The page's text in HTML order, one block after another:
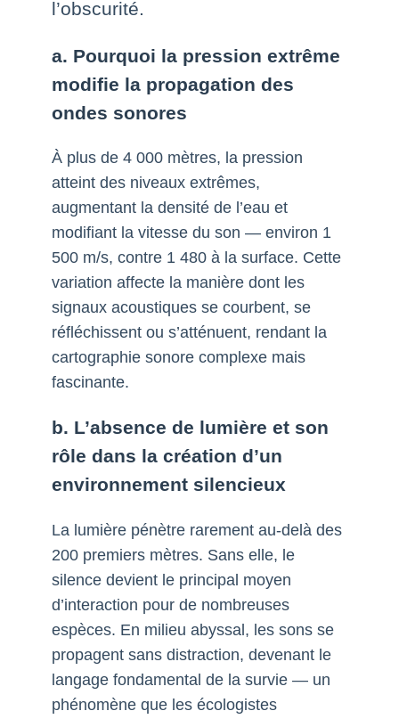
l’obscurité.
a. Pourquoi la pression extrême
modifie la propagation des
ondes sonores
À plus de 4 000 mètres, la pression
atteint des niveaux extrêmes,
augmentant la densité de l’eau et
modifiant la vitesse du son — environ 1
500 m/s, contre 1 480 à la surface. Cette
variation affecte la manière dont les
signaux acoustiques se courbent, se
réfléchissent ou s’atténuent, rendant la
cartographie sonore complexe mais
fascinante.
b. L’absence de lumière et son
rôle dans la création d’un
environnement silencieux
La lumière pénètre rarement au-delà des
200 premiers mètres. Sans elle, le
silence devient le principal moyen
d’interaction pour de nombreuses
espèces. En milieu abyssal, les sons se
propagent sans distraction, devenant le
langage fondamental de la survie — un
phénomène que les écologistes